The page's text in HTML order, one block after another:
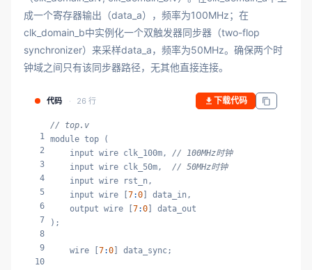
成一个寄存器输出（data_a），频率为100MHz；在
clk_domain_b中实例化一个双触发器同步器（two-flop
synchronizer）来采样data_a，频率为50MHz。确保两个时
钟域之间只有该同步器路径，无其他直接连接。
代码 26 行 下载代码
1
2
3
4
5
6
7
8
9
10
// top.v
module top (
    input wire clk_100m,
// 100MHz时钟
    input wire clk_50m,
// 50MHz时钟
    input wire rst_n,
    input wire [
7:0 ] data_in,
    output wire [
7:0 ] data_out
);
    wire [
7:0 ] data_sync;